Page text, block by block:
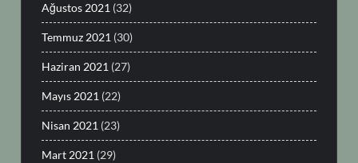
Ağustos 2021 (32)
Temmuz 2021 (30)
Haziran 2021 (27)
Mayıs 2021 (22)
Nisan 2021 (23)
Mart 2021 (29)